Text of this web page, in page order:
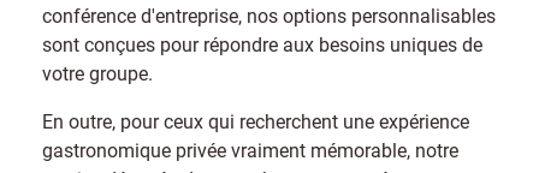
conférence d'entreprise, nos options personnalisables
sont conçues pour répondre aux besoins uniques de
votre groupe.
En outre, pour ceux qui recherchent une expérience
gastronomique privée vraiment mémorable, notre